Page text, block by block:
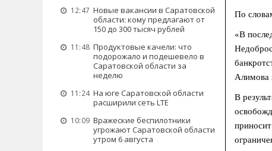
12:47 Новые вакансии в Саратовской
области: кому предлагают от
150 до 300 тысяч рублей
11:48 Продуктовые качели: что
подорожало и подешевело в
Саратовской области за
неделю
11:24 На юге Саратовской области
расширили сеть LTE
10:09 Вражеские беспилотники
угрожают Саратовской области
утром 6 августа
По
«В
Алимова
В